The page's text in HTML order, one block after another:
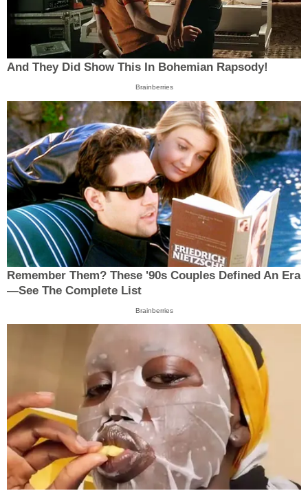
And They Did Show This In Bohemian Rapsody!
Brainberries
Remember Them? These '90s Couples Defined An Era
—See The Complete List
Brainberries